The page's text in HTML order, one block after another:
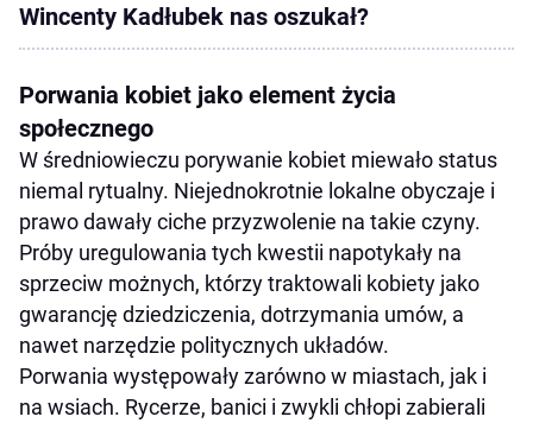
Wincenty Kadłubek nas oszukał?
Porwania kobiet jako element życia
społecznego
W średniowieczu porywanie kobiet miewało status
niemal rytualny. Niejednokrotnie lokalne obyczaje i
prawo dawały ciche przyzwolenie na takie czyny.
Próby uregulowania tych kwestii napotykały na
sprzeciw możnych, którzy traktowali kobiety jako
gwarancję dziedziczenia, dotrzymania umów, a
nawet narzędzie politycznych układów.
Porwania występowały zarówno w miastach, jak i
na wsiach. Rycerze, banici i zwykli chłopi zabierali